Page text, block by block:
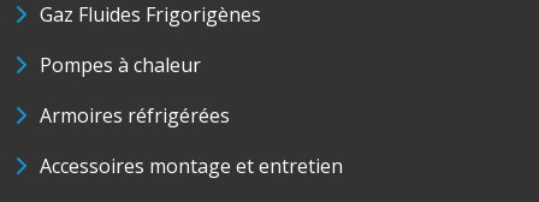
Gaz Fluides Frigorigènes
Pompes à chaleur
Armoires réfrigérées
Accessoires montage et entretien